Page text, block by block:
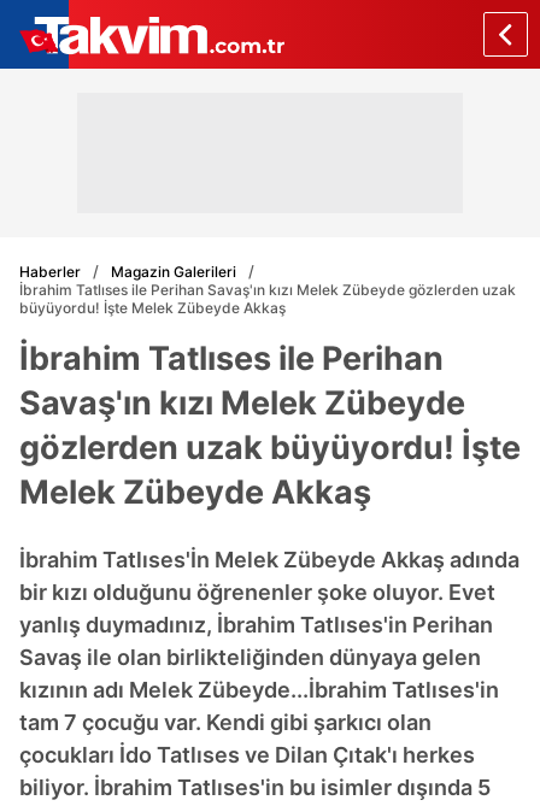
Haberler
Magazin Galerileri
İbrahim Tatlıses ile Perihan Savaş'ın kızı Melek Zübeyde gözlerden uzak
büyüyordu! İşte Melek Zübeyde Akkaş
İbrahim Tatlıses ile Perihan
Savaş'ın kızı Melek Zübeyde
gözlerden uzak büyüyordu! İşte
Melek Zübeyde Akkaş
İbrahim Tatlıses'İn Melek Zübeyde Akkaş adında
bir kızı olduğunu öğrenenler şoke oluyor. Evet
yanlış duymadınız, İbrahim Tatlıses'in Perihan
Savaş ile olan birlikteliğinden dünyaya gelen
kızının adı Melek Zübeyde...İbrahim Tatlıses'in
tam 7 çocuğu var. Kendi gibi şarkıcı olan
çocukları İdo Tatlıses ve Dilan Çıtak'ı herkes
biliyor. İbrahim Tatlıses'in bu isimler dışında 5